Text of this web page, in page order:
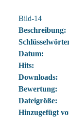
Bild-14
Beschreibung:
Datum:
Hits:
Downloads:
Bewertung:
Dateigröße:
Hinzugefügt